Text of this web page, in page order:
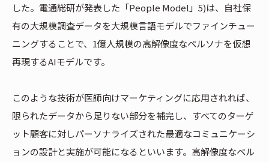
した。電通総研が発表した「People Model」5)は、自社保
有の大規模調査データを大規模言語モデルでファインチュー
ニングすることで、1億人規模の高解像度なペルソナを仮想
再現するAIモデルです。
このような技術が医師向けマーケティングに応用されれば、
限られたデータから足りない部分を補完し、すべてのターゲ
ット顧客に対しパーソナライズされた最適なコミュニケーシ
ョンの設計と実施が可能になるといいます。高解像度なペル